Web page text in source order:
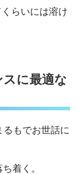
くらいには溶け
に最適な
もでお世話に
着く。